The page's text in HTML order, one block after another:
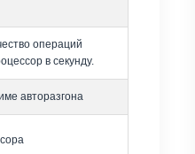
операций
в секунду.
авторазгона